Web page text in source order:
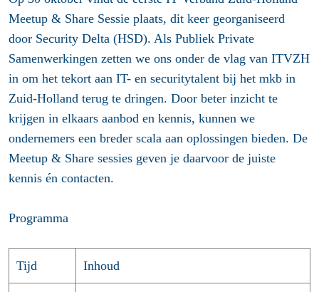
Meetup & Share Sessie plaats, dit keer georganiseerd
door Security Delta (HSD). Als Publiek Private
Samenwerkingen zetten we ons onder de vlag van ITVZH
in om het tekort aan IT- en securitytalent bij het mkb in
Zuid-Holland terug te dringen. Door beter inzicht te
krijgen in elkaars aanbod en kennis, kunnen we
ondernemers een breder scala aan oplossingen bieden. De
Meetup & Share sessies geven je daarvoor de juiste
kennis én contacten.
Programma
Tijd Inhoud